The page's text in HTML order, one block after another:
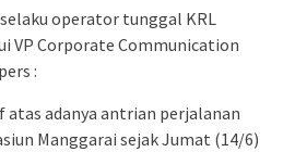
operator tunggal KRL
VP Corporate Communication
:
atas adanya antrian perjalanan
Manggarai sejak Jumat (14/6)